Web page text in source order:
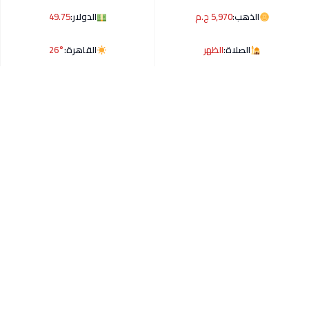
الذهب:5,970 ج.م الدولار:49.75
الصلاة:الظهر القاهرة:26°